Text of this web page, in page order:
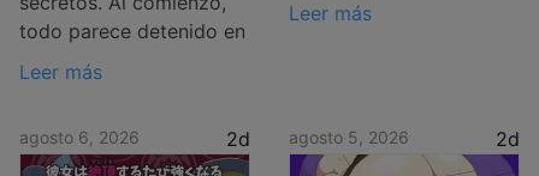
todo parece detenido en
Leer más
Leer más
agosto 6, 2026 2d agosto 5, 2026 2d